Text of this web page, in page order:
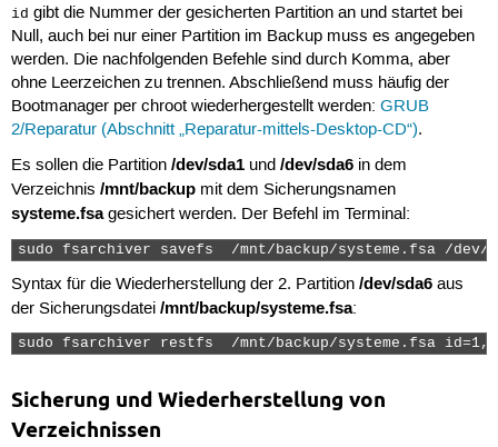
id gibt die Nummer der gesicherten Partition an und startet bei
Null, auch bei nur einer Partition im Backup muss es angegeben
werden. Die nachfolgenden Befehle sind durch Komma, aber
ohne Leerzeichen zu trennen. Abschließend muss häufig der
Bootmanager per chroot wiederhergestellt werden: GRUB
2/Reparatur (Abschnitt „Reparatur-mittels-Desktop-CD“).
Es sollen die Partition /dev/sda1und /dev/sda6in dem
Verzeichnis /mnt/backupmit dem Sicherungsnamen
systeme.fsagesichert werden. Der Befehl im Terminal:
sudo fsarchiver savefs  /mnt/backup/systeme.fsa /dev/
Syntax für die Wiederherstellung der 2. Partition /dev/sda6aus
der Sicherungsdatei /mnt/backup/systeme.fsa:
sudo fsarchiver restfs  /mnt/backup/systeme.fsa
Sicherung und Wiederherstellung von
Verzeichnissen